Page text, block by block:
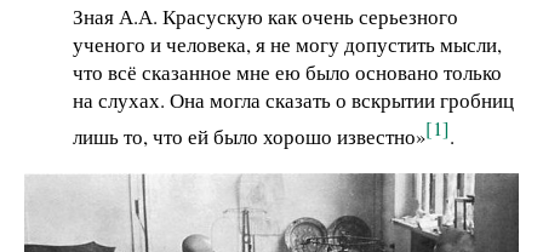
Зная А.А. Красускую как очень серьезного
ученого и человека, я не могу допустить мысли,
что всё сказанное мне ею было основано только
на слухах. Она могла сказать о вскрытии гробниц
лишь то, что ей было хорошо известно»[1].